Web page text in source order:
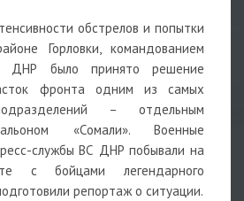
обстрелов и попытки
Горловки, командованием
ДНР было принято решение
фронта одним из самых
– отдельным
«Сомали». Военные
службы ВС ДНР побывали на
с бойцами легендарного
репортаж о ситуации.